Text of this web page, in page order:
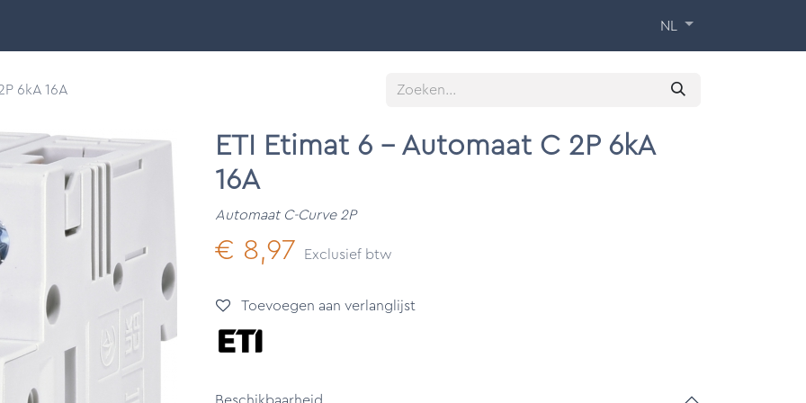
NL
6kA 16A
ETI Etimat 6 - Automaat C 2P 6kA
16A
Automaat C-Curve 2P
€ 8,97 Exclusief btw
Toevoegen aan verlanglijst
Beschikbaarheid